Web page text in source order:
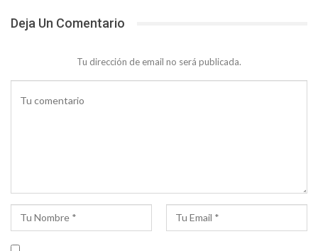
Deja Un Comentario
Tu dirección de email no será publicada.